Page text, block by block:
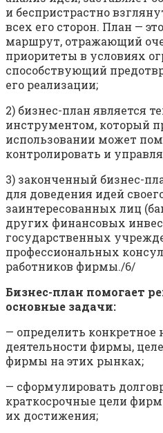
и беспристрастно
всех его сторон. План —
маршрут, отражающий
приоритеты в условиях
способствующий
его реализации;
2) бизнес-план является
инструментом, который
использовании может
контролировать и
3) законченный бизнес-
для доведения идей
заинтересованных лиц
других финансовых
государственных
профессиональных
работников фирмы./6/
Бизнес-план помогает
основные задачи:
— определить конкретное
деятельности фирмы,
фирмы на этих рынках;
— сформулировать
краткосрочные цели
их достижения;